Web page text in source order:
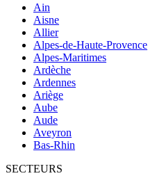
Ain
Aisne
Allier
Alpes-de-Haute-Provence
Alpes-Maritimes
Ardèche
Ardennes
Ariège
Aube
Aude
Aveyron
Bas-Rhin
SECTEURS